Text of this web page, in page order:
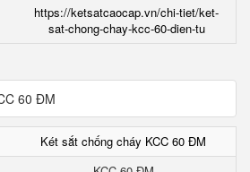
https://ketsatcaocap.vn/chi-tiet/ket-
sat-chong-chay-kcc-60-dien-tu
Két sắt chống cháy KCC 60 ĐM